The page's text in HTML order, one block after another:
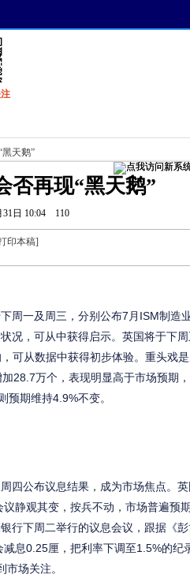
天鹅”
否再现“黑天鹅”
31日 10:04 110
印本稿]
周一及周三，分别公布7月ISM制造
况，可从中获得启示。英国将于下周
可从数据中获得初步体验。重头戏
28.7万个，表现明显高于市场预期
期维持4.9%不变。
四公布议息结果，成为市场焦点。
静观其变，按兵不动，市场普遍预
行下周二举行的议息会议，跟据《
息0.25厘，把利率下调至1.5%的纪
场关注。